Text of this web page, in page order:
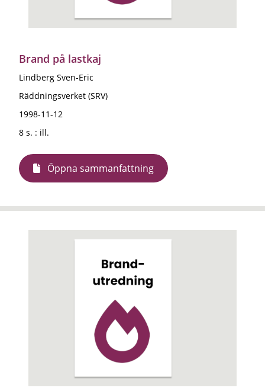
Brand på lastkaj
Lindberg Sven-Eric
Räddningsverket (SRV)
1998-11-12
8 s. : ill.
Öppna sammanfattning